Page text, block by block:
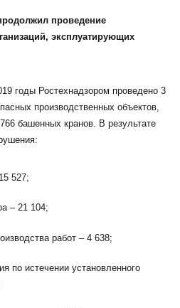
проведение
эксплуатирующих
годы Ростехнадзором проведено 3
производственных объектов,
башенных кранов. В результате
527;
– 21 104;
работ – 4 638;
по истечении установленного